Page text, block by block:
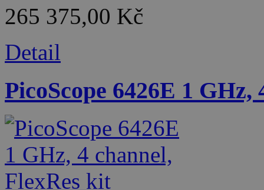
265 375,00 Kč
Detail
PicoScope 6426E 1